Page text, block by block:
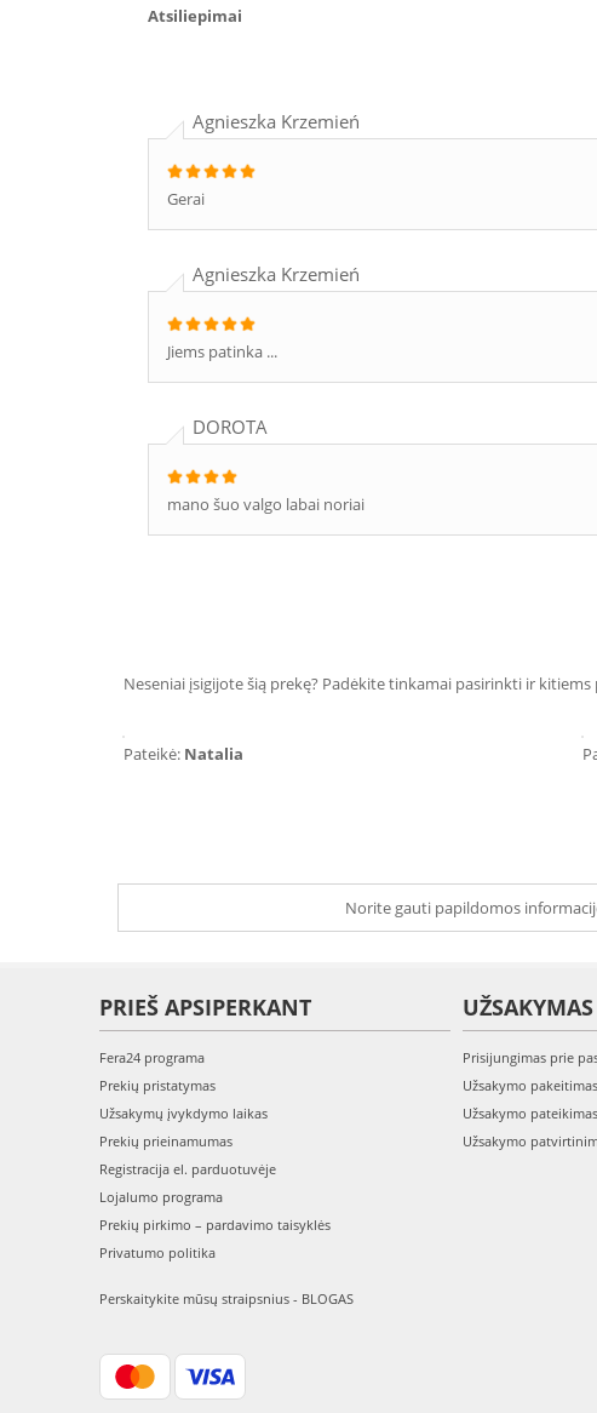
Atsiliepimai
Agnieszka Krzemień
Gerai
Agnieszka Krzemień
Jiems patinka ...
DOROTA
mano šuo valgo labai noriai
Neseniai įsigijote šią prekę? Padėkite tinkamai pasirinkti ir
Pateikė: Natalia
Norite gauti papildomos
PRIEŠ APSIPERKANT
Fera24 programa
Prekių pristatymas
Užsakymų įvykdymo laikas
Prekių prieinamumas
Registracija el. parduotuvėje
Lojalumo programa
Prekių pirkimo – pardavimo taisyklės
Privatumo politika
Perskaitykite mūsų straipsnius - BLOGAS
UŽSAKYMAS
Prisijungimas prie
Užsakymo pakeitimas
Užsakymo pateikimas
Užsakymo